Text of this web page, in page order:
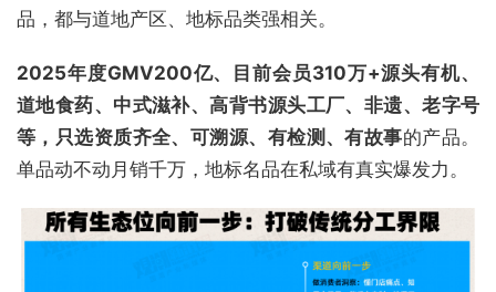
品，都与道地产区、地标品类强相关。
2025年度GMV200亿、目前会员310万+源头有机、
道地食药、中式滋补、高背书源头工厂、非遗、老字号
等，只选资质齐全、可溯源、有检测、有故事的产品。
单品动不动月销千万，地标名品在私域有真实爆发力。